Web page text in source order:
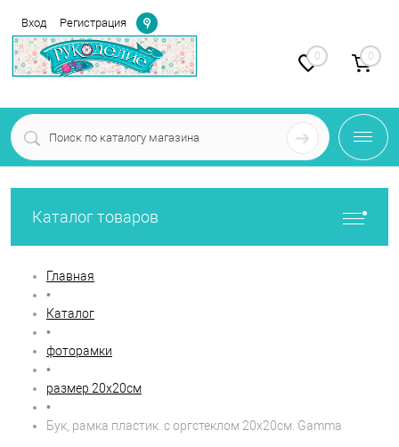
Вход Регистрация
Определение
0 0
Каталог товаров
Главная
•
Каталог
•
фоторамки
•
размер 20х20см
•
Бук, рамка пластик. с оргстеклом 20х20см. Gamma